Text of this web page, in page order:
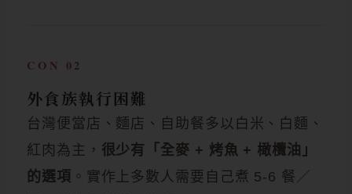
CON 02
外食族執行困難
台灣便當店、麵店、自助餐多以白米、白麵、
紅肉為主， 很少有「全麥 + 烤魚 + 橄欖油」
的選項 。實作上多數人需要自己煮 5-6 餐／